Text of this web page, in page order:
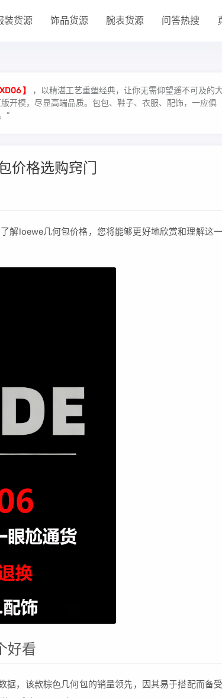
装货源 饰品货源 腕表货源 问答热搜
】
，以精湛工艺重塑经典，让你无需仰望遥不可及的
开模，尽显高端品质。包包、鞋子、衣服、配饰，一应俱
”
价格选购窍门
解loewe几何包价格，您将能够更好地欣赏和理解这一
好看
，该款棕色几何包的销量领先，因其易于搭配而备受